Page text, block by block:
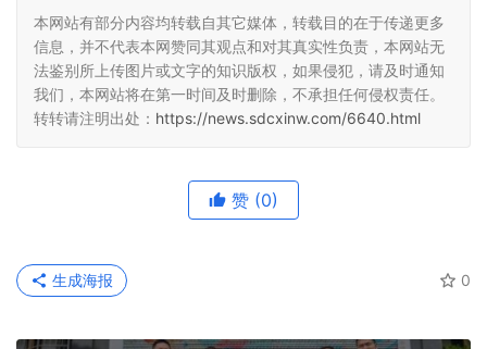
本网站有部分内容均转载自其它媒体，转载目的在于传递更多
信息，并不代表本网赞同其观点和对其真实性负责，本网站无
法鉴别所上传图片或文字的知识版权，如果侵犯，请及时通知
我们，本网站将在第一时间及时删除，不承担任何侵权责任。
转转请注明出处： https://news.sdcxinw.com/6640.html
赞 (0)
0
生成海报